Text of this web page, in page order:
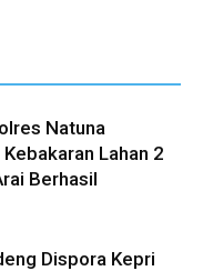
Natuna
Lahan 2
Berhasil
Dispora Kepri